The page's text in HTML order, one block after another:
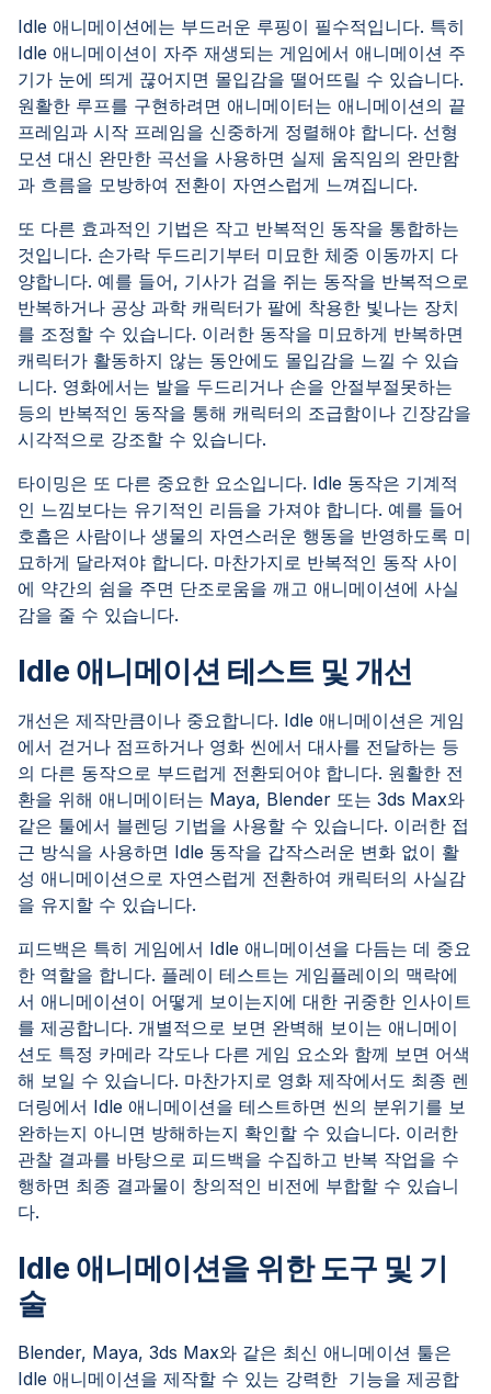
Idle 애니메이션에는 부드러운 루핑이 필수적입니다. 특히
Idle 애니메이션이 자주 재생되는 게임에서 애니메이션 주
기가 눈에 띄게 끊어지면 몰입감을 떨어뜨릴 수 있습니다.
원활한 루프를 구현하려면 애니메이터는 애니메이션의 끝
프레임과 시작 프레임을 신중하게 정렬해야 합니다. 선형
모션 대신 완만한 곡선을 사용하면 실제 움직임의 완만함
과 흐름을 모방하여 전환이 자연스럽게 느껴집니다.
또 다른 효과적인 기법은 작고 반복적인 동작을 통합하는
것입니다. 손가락 두드리기부터 미묘한 체중 이동까지 다
양합니다. 예를 들어, 기사가 검을 쥐는 동작을 반복적으로
반복하거나 공상 과학 캐릭터가 팔에 착용한 빛나는 장치
를 조정할 수 있습니다. 이러한 동작을 미묘하게 반복하면
캐릭터가 활동하지 않는 동안에도 몰입감을 느낄 수 있습
니다. 영화에서는 발을 두드리거나 손을 안절부절못하는
등의 반복적인 동작을 통해 캐릭터의 조급함이나 긴장감을
시각적으로 강조할 수 있습니다.
타이밍은 또 다른 중요한 요소입니다. Idle 동작은 기계적
인 느낌보다는 유기적인 리듬을 가져야 합니다. 예를 들어
호흡은 사람이나 생물의 자연스러운 행동을 반영하도록 미
묘하게 달라져야 합니다. 마찬가지로 반복적인 동작 사이
에 약간의 쉼을 주면 단조로움을 깨고 애니메이션에 사실
감을 줄 수 있습니다.
Idle 애니메이션 테스트 및 개선
개선은 제작만큼이나 중요합니다. Idle 애니메이션은 게임
에서 걷거나 점프하거나 영화 씬에서 대사를 전달하는 등
의 다른 동작으로 부드럽게 전환되어야 합니다. 원활한 전
환을 위해 애니메이터는 Maya, Blender 또는 3ds Max와
같은 툴에서 블렌딩 기법을 사용할 수 있습니다. 이러한 접
근 방식을 사용하면 Idle 동작을 갑작스러운 변화 없이 활
성 애니메이션으로 자연스럽게 전환하여 캐릭터의 사실감
을 유지할 수 있습니다.
피드백은 특히 게임에서 Idle 애니메이션을 다듬는 데 중요
한 역할을 합니다. 플레이 테스트는 게임플레이의 맥락에
서 애니메이션이 어떻게 보이는지에 대한 귀중한 인사이트
를 제공합니다. 개별적으로 보면 완벽해 보이는 애니메이
션도 특정 카메라 각도나 다른 게임 요소와 함께 보면 어색
해 보일 수 있습니다. 마찬가지로 영화 제작에서도 최종 렌
더링에서 Idle 애니메이션을 테스트하면 씬의 분위기를 보
완하는지 아니면 방해하는지 확인할 수 있습니다. 이러한
관찰 결과를 바탕으로 피드백을 수집하고 반복 작업을 수
행하면 최종 결과물이 창의적인 비전에 부합할 수 있습니
다.
Idle 애니메이션을 위한 도구 및 기
술
Blender, Maya, 3ds Max와 같은 최신 애니메이션 툴은
Idle 애니메이션을 제작할 수 있는 강력한 기능을 제공합